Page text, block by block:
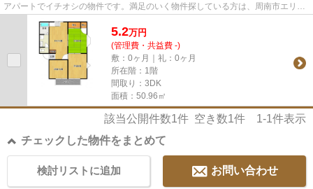
アパートでイチオシの物件です。満足のいく物件探している方は、周南市エリア
5.2万円
(管理費・共益費 -)
敷：0ヶ月｜礼：0ヶ月
所在階：1階
間取り：3DK
面積：50.96㎡
該当公開件数1件 空き数1件 1-1件表示
チェックした物件をまとめて
お問い合わせ
検討リストに追加